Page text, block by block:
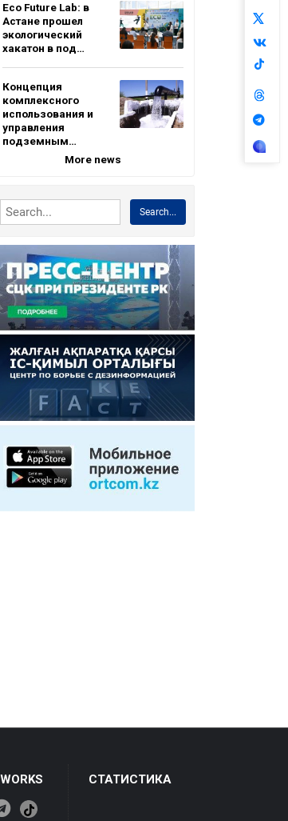
Eco Future Lab: в
Астане прошел
экологический
хакатон в под…
Концепция
комплексного
использования и
управления
подземным…
More news
Search...
СТАТИСТИКА